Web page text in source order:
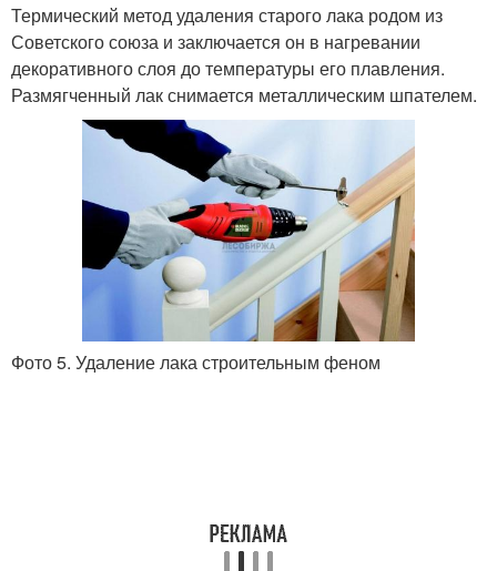
Термический метод удаления старого лака родом из
Советского союза и заключается он в нагревании
декоративного слоя до температуры его плавления.
Размягченный лак снимается металлическим шпателем.
Фото 5. Удаление лака строительным феном